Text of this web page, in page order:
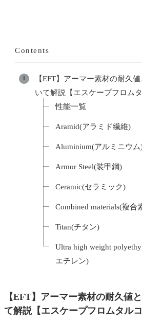
Contents
【EFT】アーマー素材の耐久
いて解説【エスケープフロムタ
性能一覧
Aramid(アラミド繊維)
Aluminium(アルミニウム
Armor Steel(装甲鋼)
Ceramic(セラミック)
Combined materials(複合
Titan(チタン)
Ultra high weight
エチレン)
【EFT】アーマー素材の耐久値
て解説【エスケープフロムタルコ